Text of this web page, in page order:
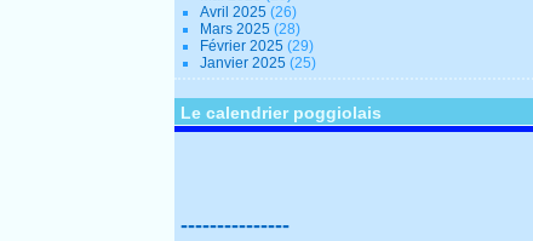
Avril 2025 (26)
Mars 2025 (28)
Février 2025 (29)
Janvier 2025 (25)
Le calendrier poggiolais
---------------